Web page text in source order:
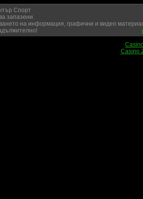
Спорт
запазени.
на информация, графични и видео
Casino